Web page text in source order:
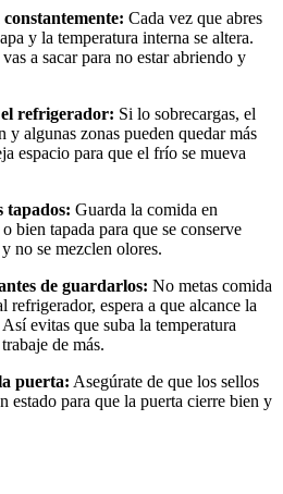
Cada vez que abres
y la temperatura interna se altera.
a sacar para no estar abriendo y
el refrigerador: Si lo sobrecargas, el
algunas zonas pueden quedar más
espacio para que el frío se mueva
tapados: Guarda la comida en
bien tapada para que se conserve
no se mezclen olores.
de guardarlos: No metas comida
refrigerador, espera a que alcance la
evitas que suba la temperatura
de más.
puerta: Asegúrate de que los sellos
estado para que la puerta cierre bien y